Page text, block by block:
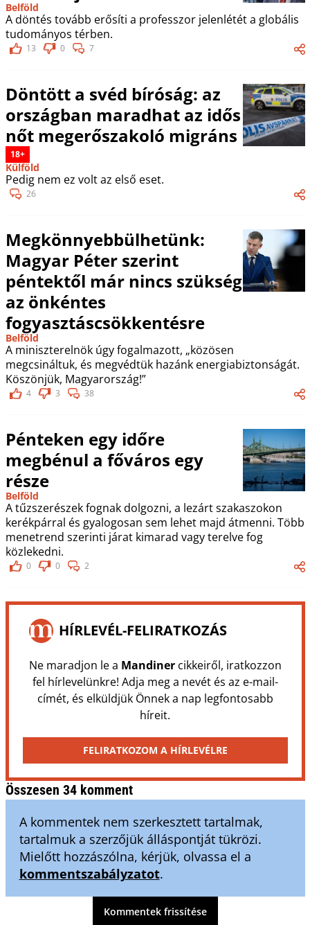
Belföld
A döntés tovább erősíti a professzor jelenlétét a globális
tudományos térben.
13 0 7
Döntött a svéd bíróság: az
országban maradhat az idős
nőt megerőszakoló migráns
18+
Külföld
Pedig nem ez volt az első eset.
26
Megkönnyebbülhetünk:
Magyar Péter szerint
péntektől már nincs szükség
az önkéntes
fogyasztáscsökkentésre
Belföld
A miniszterelnök úgy fogalmazott, „közösen
megcsináltuk, és megvédtük hazánk energiabiztonságát.
Köszönjük, Magyarország!”
4 3 38
Pénteken egy időre
megbénul a főváros egy
része
Belföld
A tűzszerészek fognak dolgozni, a lezárt szakaszokon
kerékpárral és gyalogosan sem lehet majd átmenni. Több
menetrend szerinti járat kimarad vagy terelve fog
közlekedni.
0 0 2
HÍRLEVÉL-FELIRATKOZÁS
Ne maradjon le a Mandinercikkeiről, iratkozzon
fel hírlevelünkre! Adja meg a nevét és az e-mail-
címét, és elküldjük Önnek a nap legfontosabb
híreit.
FELIRATKOZOM A HÍRLEVÉLRE
Összesen 34 komment
A kommentek nem szerkesztett tartalmak,
tartalmuk a szerzőjük álláspontját tükrözi.
Mielőtt hozzászólna, kérjük, olvassa el a
kommentszabályzatot.
Kommentek frissítése